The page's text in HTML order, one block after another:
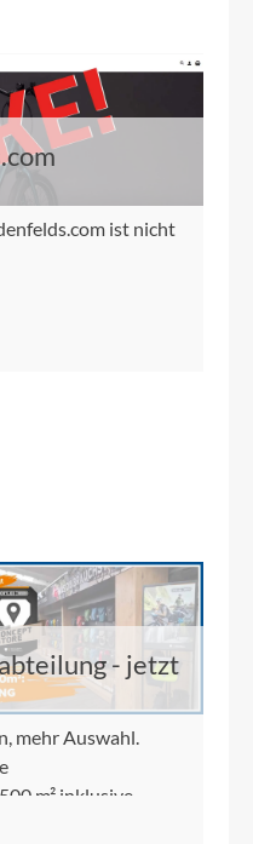
ist nicht
- jetzt
mehr Auswahl.
m² inklusive